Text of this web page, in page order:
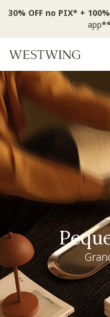
30% OFF no PIX* +
app